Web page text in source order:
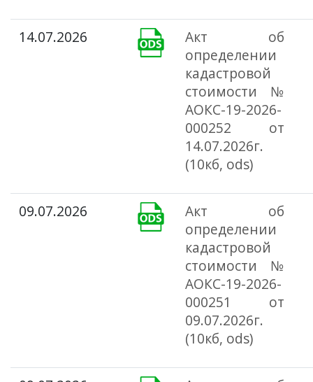
14.07.2026
Акт об
определении
кадастровой
стоимости №
АОКС-19-2026-
000252 от
14.07.2026г.
(10кб, ods)
09.07.2026
Акт об
определении
кадастровой
стоимости №
АОКС-19-2026-
000251 от
09.07.2026г.
(10кб, ods)